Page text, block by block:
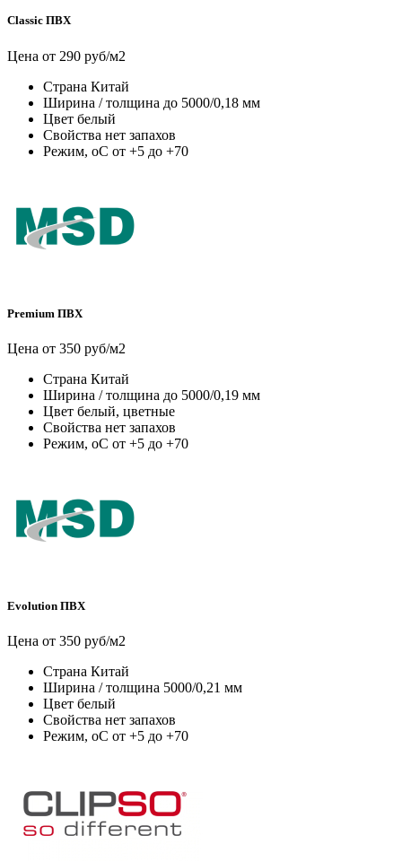
Classic ПВХ
Цена от 290 руб/м2
Страна Китай
Ширина / толщина до 5000/0,18 мм
Цвет белый
Свойства нет запахов
Режим, оС от +5 до +70
Premium ПВХ
Цена от 350 руб/м2
Страна Китай
Ширина / толщина до 5000/0,19 мм
Цвет белый, цветные
Свойства нет запахов
Режим, оС от +5 до +70
Evolution ПВХ
Цена от 350 руб/м2
Страна Китай
Ширина / толщина 5000/0,21 мм
Цвет белый
Свойства нет запахов
Режим, оС от +5 до +70